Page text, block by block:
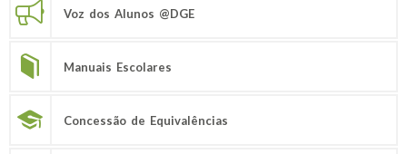
Voz dos Alunos @DGE
Manuais Escolares
Concessão de Equivalências